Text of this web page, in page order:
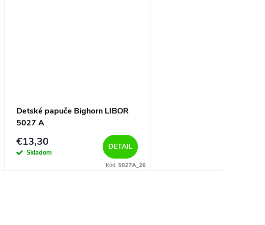
Detské papuče Bighorn LIBOR
5027 A
€13,30
Skladom
DETAIL
Kód: 5027A_26